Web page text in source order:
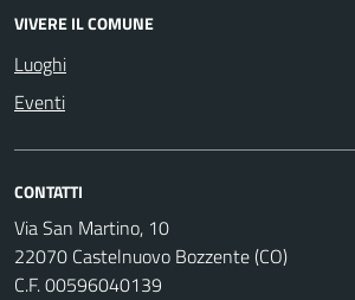
VIVERE IL COMUNE
Luoghi
Eventi
CONTATTI
Via San Martino, 10
22070 Castelnuovo Bozzente (CO)
C.F. 00596040139